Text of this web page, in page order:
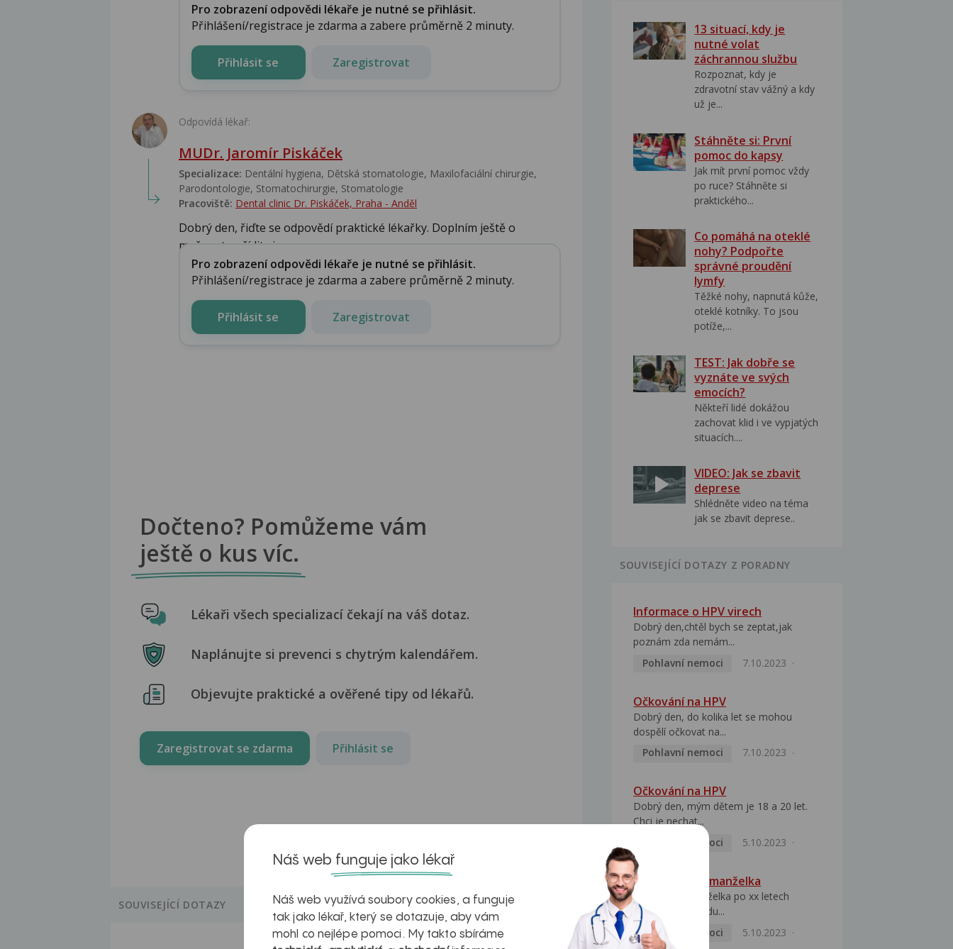
Pro zobrazení odpovědi lékaře je nutné se přihlásit.
Přihlášení/registrace je zdarma a zabere průměrně 2 minuty.
Přihlásit se Zaregistrovat
Odpovídá lékař:
MUDr. Jaromír Piskáček
Specializace: Dentální hygiena, Dětská stomatologie, Maxilofaciální chirurgie,
Parodontologie, Stomatochirurgie, Stomatologie‎
Pracoviště: Dental clinic Dr. Piskáček, Praha - Anděl
Dobrý den, řiďte se odpovědí praktické lékařky. Doplním ještě o
možnost pořídit si spe...
Pro zobrazení odpovědi lékaře je nutné se přihlásit.
Přihlášení/registrace je zdarma a zabere průměrně 2 minuty.
Přihlásit se Zaregistrovat
Dočteno? Pomůžeme vám
ještě o kus víc.
Lékaři všech specializací čekají na váš dotaz.
Naplánujte si prevenci s chytrým kalendářem.
Objevujte praktické a ověřené tipy od lékařů.
Zaregistrovat se zdarma Přihlásit se
SOUVISEJÍCÍ DOTAZY
13 situací, kdy je
nutné volat
záchrannou službu
Rozpoznat, kdy je
zdravotní stav vážný a kdy
už je...
Stáhněte si: První
pomoc do kapsy
Jak mít první pomoc vždy
po ruce? Stáhněte si
praktického...
Co pomáhá na oteklé
nohy? Podpořte
správné proudění
lymfy
Těžké nohy, napnutá kůže,
oteklé kotníky. To jsou
potíže,...
TEST: Jak dobře se
vyznáte ve svých
emocích?
Někteří lidé dokážou
zachovat klid i ve vypjatých
situacích....
VIDEO: Jak se zbavit
deprese
Shlédněte video na téma
jak se zbavit deprese..
SOUVISEJÍCÍ DOTAZY Z PORADNY
Informace o HPV virech
Dobrý den,chtěl bych se zeptat,jak
poznám zda nemám...
Pohlavní nemoci
7.10.2023
Očkování na HPV
Dobrý den, do kolika let se mohou
dospělí očkovat na...
Pohlavní nemoci
7.10.2023
Očkování na HPV
Dobrý den, mým dětem je 18 a 20 let.
Chci je nechat...
Pohlavní nemoci
5.10.2023
HPV pozitivní manželka
Dobrý den, manželka po xx letech
přivezla z Východu...
Pohlavní nemoci
5.10.2023
Náš web funguje jako lékař
Náš web využívá soubory cookies, a funguje
tak jako lékař, který se dotazuje, aby vám
mohl co nejlépe pomoci. My takto sbíráme